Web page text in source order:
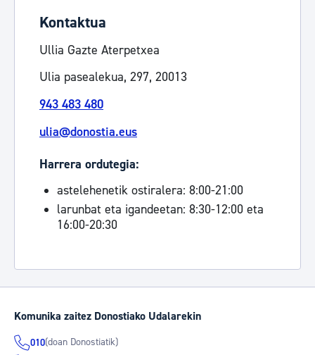
Kontaktua
Ullia Gazte Aterpetxea
Ulia pasealekua, 297, 20013
943 483 480
ulia@donostia.eus
Harrera ordutegia:
astelehenetik ostiralera: 8:00-21:00
larunbat eta igandeetan: 8:30-12:00 eta
16:00-20:30
Komunika zaitez Donostiako Udalarekin
010(doan Donostiatik)